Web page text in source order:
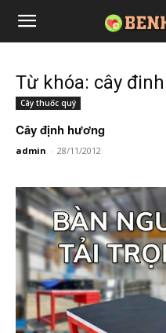
Từ khóa: cây
Cây thuốc quý
Cây định hương
admin - 28/11/2012